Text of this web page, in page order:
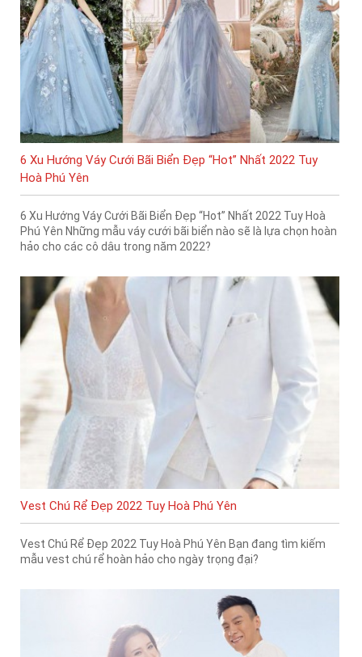
6 Xu Hướng Váy Cưới Bãi Biển Đẹp “Hot” Nhất 2022 Tuy
Hoà Phú Yên
6 Xu Hướng Váy Cưới Bãi Biển Đẹp “Hot” Nhất 2022 Tuy Hoà
Phú Yên Những mẫu váy cưới bãi biển nào sẽ là lựa chọn hoàn
hảo cho các cô dâu trong năm 2022?
Vest Chú Rể Đẹp 2022 Tuy Hoà Phú Yên
Vest Chú Rể Đẹp 2022 Tuy Hoà Phú Yên Bạn đang tìm kiếm
mẫu vest chú rể hoàn hảo cho ngày trọng đại?